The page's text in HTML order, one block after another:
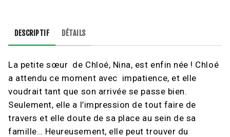
DESCRIPTIF DÉTAILS
La petite sœur de Chloé, Nina, est enfin née ! Chloé
a attendu ce moment avec impatience, et elle
voudrait tant que son arrivée se passe bien.
Seulement, elle a l’impression de tout faire de
travers et elle doute de sa place au sein de sa
famille… Heureusement, elle peut trouver du